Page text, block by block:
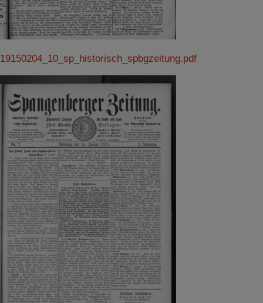
19150204_10_sp_historisch_spbgzeitung.pdf